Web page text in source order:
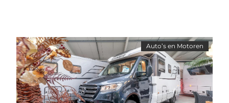
Auto’s en Motoren